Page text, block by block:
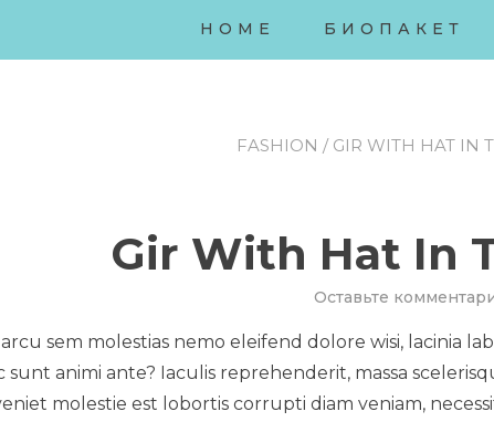
HOME БИОПАКЕТ
FASHION / GIR WITH HAT IN
Gir With Hat In
Оставьте
sem molestias nemo eleifend dolore wisi, lacinia
sunt animi ante? Iaculis reprehenderit, massa
molestie est lobortis corrupti diam veniam,